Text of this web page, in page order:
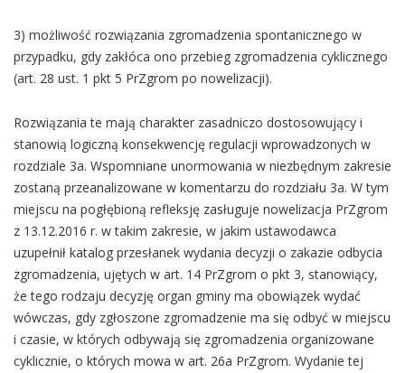
3) możliwość rozwiązania zgromadzenia spontanicznego w
przypadku, gdy zakłóca ono przebieg zgromadzenia cyklicznego
(art. 28 ust. 1 pkt 5 PrZgrom po nowelizacji).
Rozwiązania te mają charakter zasadniczo dostosowujący i
stanowią logiczną konsekwencję regulacji wprowadzonych w
rozdziale 3a. Wspomniane unormowania w niezbędnym zakresie
zostaną przeanalizowane w komentarzu do rozdziału 3a. W tym
miejscu na pogłębioną refleksję zasługuje nowelizacja PrZgrom
z 13.12.2016 r. w takim zakresie, w jakim ustawodawca
uzupełnił katalog przesłanek wydania decyzji o zakazie odbycia
zgromadzenia, ujętych w art. 14 PrZgrom o pkt 3, stanowiący,
że tego rodzaju decyzję organ gminy ma obowiązek wydać
wówczas, gdy zgłoszone zgromadzenie ma się odbyć w miejscu
i czasie, w których odbywają się zgromadzenia organizowane
cyklicznie, o których mowa w art. 26a PrZgrom. Wydanie tej